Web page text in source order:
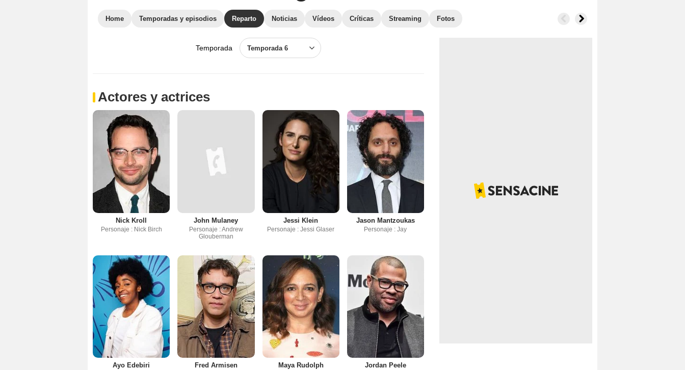
Home Temporadas y episodios Reparto Noticias Vídeos Críticas Streaming Fotos
Temporada Temporada 6
Actores y actrices
Nick Kroll
Personaje : Nick Birch
John Mulaney
Personaje : Andrew
Glouberman
Jessi Klein
Personaje : Jessi Glaser
Jason Mantzoukas
Personaje : Jay
Ayo Edebiri Fred Armisen Maya Rudolph Jordan Peele